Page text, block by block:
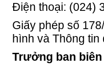
Điện thoại: (024)
Giấy phép số
hình và Thông tin
Trưởng ban